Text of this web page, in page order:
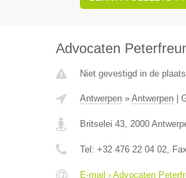
Advocaten
Niet gevestigd in de
Antwerpen» Antwerpen|
Britselei 43, 2000
Tel: +32 476 22 04 02,
E-mail › Advocaten